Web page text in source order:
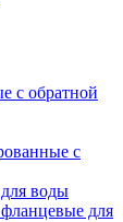
с обратной
с
воды
для